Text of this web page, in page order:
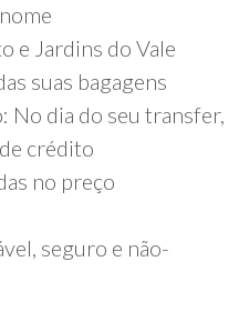
e Jardins do Vale
suas bagagens
No dia do seu transfer,
crédito
no preço
seguro e não-